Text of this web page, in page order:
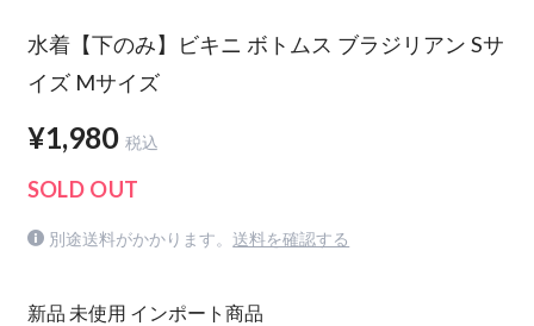
水着【下のみ】ビキニ ボトムス ブラジリアン Sサ
イズ Mサイズ
¥1,980 税込
SOLD OUT
別途送料がかかります。 送料を確認する
新品 未使用 インポート商品